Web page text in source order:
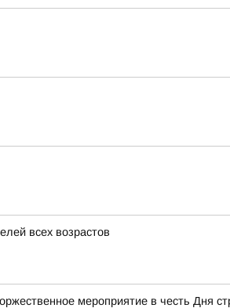
всех возрастов
мероприятие в честь Дня